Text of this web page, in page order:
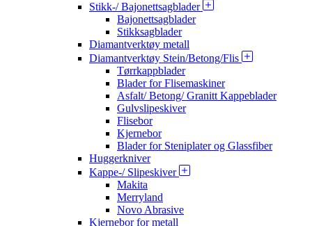
Stikk-/ Bajonettsagblader
Bajonettsagblader
Stikksagblader
Diamantverktøy metall
Diamantverktøy Stein/Betong/Flis
Tørrkappblader
Blader for Flisemaskiner
Asfalt/ Betong/ Granitt Kappeblader
Gulvslipeskiver
Flisebor
Kjernebor
Blader for Steniplater og Glassfiber
Huggerkniver
Kappe-/ Slipeskiver
Makita
Merryland
Novo Abrasive
Kjernebor for metall